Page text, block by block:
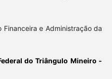
e Administração da
do Triângulo Mineiro -